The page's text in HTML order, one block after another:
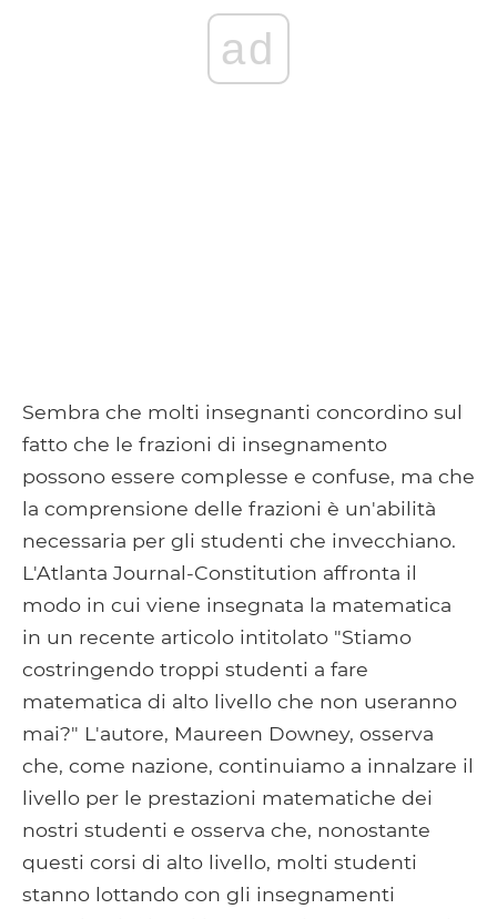
ad
Sembra che molti insegnanti concordino sul
fatto che le frazioni di insegnamento
possono essere complesse e confuse, ma che
la comprensione delle frazioni è un'abilità
necessaria per gli studenti che invecchiano.
L'Atlanta Journal-Constitution affronta il
modo in cui viene insegnata la matematica
in un recente articolo intitolato "Stiamo
costringendo troppi studenti a fare
matematica di alto livello che non useranno
mai?" L'autore, Maureen Downey, osserva
che, come nazione, continuiamo a innalzare il
livello per le prestazioni matematiche dei
nostri studenti e osserva che, nonostante
questi corsi di alto livello, molti studenti
stanno lottando con gli insegnamenti